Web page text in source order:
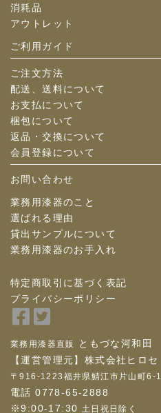
消耗品
アウトレット
ご利用ガイド
ご注文方法
配送、送料について
お支払について
梱包について
返品・交換について
会員登録について
お問い合わせ
業務用漆器のこと
選ばれる理由
貸出サンプルについて
業務用漆器のお手入れ
特定商取引に基づく表記
プライバシーポリシー
Facebook
シ
ェ
ア
シ
ェ
ア
業務用漆器直販
ともづな河和田
【運営管理元】株式会社ヒロセ
〒916-1223福井県鯖江市片山町6-1
電話 0778-65-2888
※9:00-17:30 土日祝日除く